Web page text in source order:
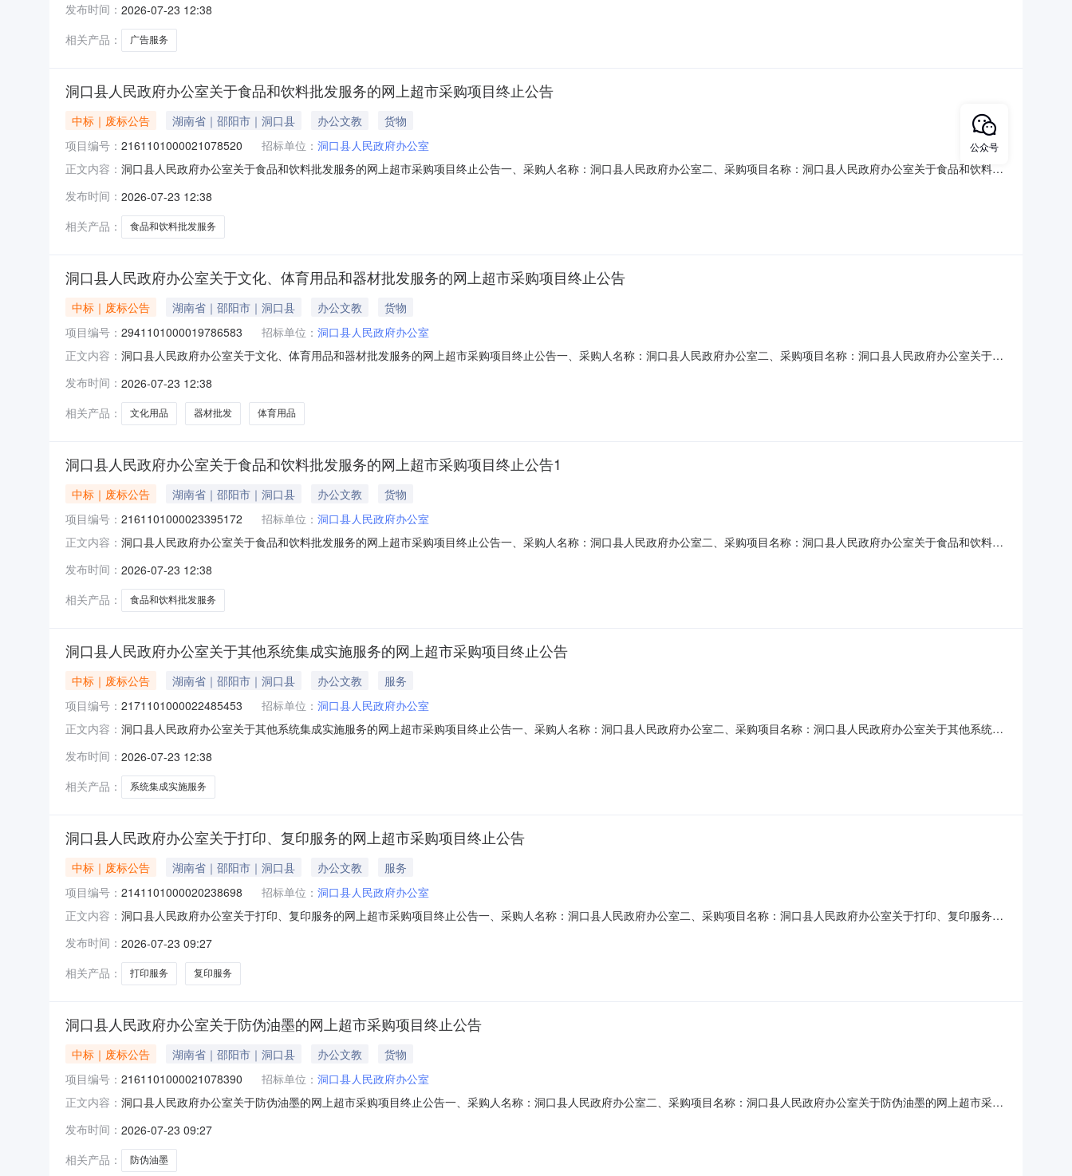
系不不上购货商八、其他事项：https://hunan.zcygov.cn
发布时间： 2026-07-23 12:38
相关产品：
广告服务
洞口县人民政府办公室关于食品和饮料批发服务的网上超市采购项目终止公告
中标｜废标公告 湖南省｜邵阳市｜洞口县 办公文教
货物
项目编号： 2161101000021078520 招标单位： 洞口县人民政府办公室
正文内容： 洞口县人民政府办公室关于食品和饮料批发服务的网上超市采购项目终止公告一、采购人名称：洞口县人民政府办公室二、采购项目名称：洞口县人民政府办公室关于食品和饮料批
补充说明:联系不不上购货商八、其他事项：https://hunan.zcygov.cn
发布时间： 2026-07-23 12:38
相关产品：
食品和饮料批发服务
洞口县人民政府办公室关于文化、体育用品和器材批发服务的网上超市采购项目终止公告
中标｜废标公告 湖南省｜邵阳市｜洞口县 办公文教
货物
项目编号： 2941101000019786583 招标单位： 洞口县人民政府办公室
正文内容： 洞口县人民政府办公室关于文化、体育用品和器材批发服务的网上超市采购项目终止公告一、采购人名称：洞口县人民政府办公室二、采购项目名称：洞口县人民政府办公室关于文
因：原因类型:采购人原因补充说明:联系不不上购货商八、其他事项：https://hunan.zcygov.cn
发布时间： 2026-07-23 12:38
相关产品：
文化用品 器材批发 体育用品
洞口县人民政府办公室关于食品和饮料批发服务的网上超市采购项目终止公告1
中标｜废标公告 湖南省｜邵阳市｜洞口县 办公文教
货物
项目编号： 2161101000023395172 招标单位： 洞口县人民政府办公室
正文内容： 洞口县人民政府办公室关于食品和饮料批发服务的网上超市采购项目终止公告一、采购人名称：洞口县人民政府办公室二、采购项目名称：洞口县人民政府办公室关于食品和饮料批
补充说明:联系不不上购货商八、其他事项：https://hunan.zcygov.cn
发布时间： 2026-07-23 12:38
相关产品：
食品和饮料批发服务
洞口县人民政府办公室关于其他系统集成实施服务的网上超市采购项目终止公告
中标｜废标公告 湖南省｜邵阳市｜洞口县 办公文教
服务
项目编号： 2171101000022485453 招标单位： 洞口县人民政府办公室
正文内容： 洞口县人民政府办公室关于其他系统集成实施服务的网上超市采购项目终止公告一、采购人名称：洞口县人民政府办公室二、采购项目名称：洞口县人民政府办公室关于其他系统集
原因补充说明:联系不不上购货商八、其他事项：https://hunan.zcygov.cn
发布时间： 2026-07-23 12:38
相关产品：
系统集成实施服务
洞口县人民政府办公室关于打印、复印服务的网上超市采购项目终止公告
中标｜废标公告 湖南省｜邵阳市｜洞口县 办公文教
服务
项目编号： 2141101000020238698 招标单位： 洞口县人民政府办公室
正文内容： 洞口县人民政府办公室关于打印、复印服务的网上超市采购项目终止公告一、采购人名称：洞口县人民政府办公室二、采购项目名称：洞口县人民政府办公室关于打印、复印服务的
明:不需要了。八、其他事项：https://hunan.zcygov.cn
发布时间： 2026-07-23 09:27
相关产品：
打印服务 复印服务
洞口县人民政府办公室关于防伪油墨的网上超市采购项目终止公告
中标｜废标公告 湖南省｜邵阳市｜洞口县 办公文教
货物
项目编号： 2161101000021078390 招标单位： 洞口县人民政府办公室
正文内容： 洞口县人民政府办公室关于防伪油墨的网上超市采购项目终止公告一、采购人名称：洞口县人民政府办公室二、采购项目名称：洞口县人民政府办公室关于防伪油墨的网上超市采购
八、其他事项：https://hunan.zcygov.cn
发布时间： 2026-07-23 09:27
相关产品：
防伪油墨
公众号